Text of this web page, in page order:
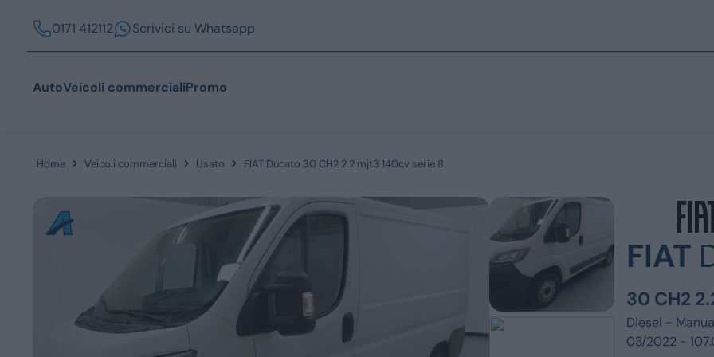
0171 412112 Scrivici su Whatsapp
AutoVeicoli commercialiPromo
Acquista
Azienda
Marchi
Fiat
Fino a € 15.000
Tra i € 15.000
Tra i € 25.000
Sopra i €
Tipo
Home Veicoli commerciali Usato FIAT Ducato 30 CH2 2.2 mjt3 140cv serie 8
FIAT
30 CH2
Diesel -
03/2022 -